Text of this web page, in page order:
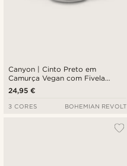
Canyon | Cinto Preto em
Camurça Vegan com Fivela
Arredondada
24,95 €
3 CORES BOHEMIAN REVOLT